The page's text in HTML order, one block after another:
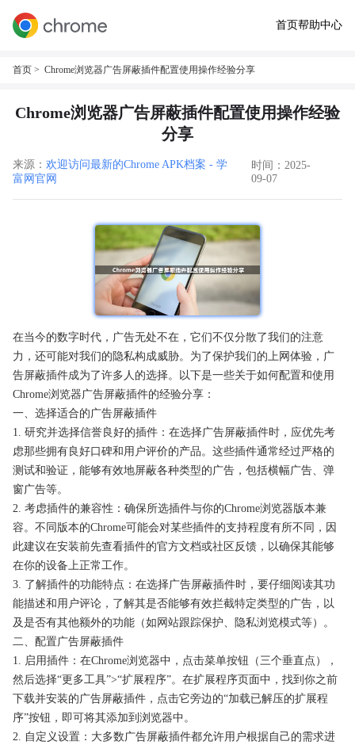
首页帮助中心
首页 > Chrome浏览器广告屏蔽插件配置使用操作经验分享
Chrome浏览器广告屏蔽插件配置使用操作经验
分享
来源： 欢迎访问最新的Chrome APK档案 - 学
富网官网
时间：2025-
09-07
在当今的数字时代，广告无处不在，它们不仅分散了我们的注意
力，还可能对我们的隐私构成威胁。为了保护我们的上网体验，广
告屏蔽插件成为了许多人的选择。以下是一些关于如何配置和使用
Chrome浏览器广告屏蔽插件的经验分享：
一、选择适合的广告屏蔽插件
1. 研究并选择信誉良好的插件：在选择广告屏蔽插件时，应优先考
虑那些拥有良好口碑和用户评价的产品。这些插件通常经过严格的
测试和验证，能够有效地屏蔽各种类型的广告，包括横幅广告、弹
窗广告等。
2. 考虑插件的兼容性：确保所选插件与你的Chrome浏览器版本兼
容。不同版本的Chrome可能会对某些插件的支持程度有所不同，因
此建议在安装前先查看插件的官方文档或社区反馈，以确保其能够
在你的设备上正常工作。
3. 了解插件的功能特点：在选择广告屏蔽插件时，要仔细阅读其功
能描述和用户评论，了解其是否能够有效拦截特定类型的广告，以
及是否有其他额外的功能（如网站跟踪保护、隐私浏览模式等）。
二、配置广告屏蔽插件
1. 启用插件：在Chrome浏览器中，点击菜单按钮（三个垂直点），
然后选择“更多工具”>“扩展程序”。在扩展程序页面中，找到你之前
下载并安装的广告屏蔽插件，点击它旁边的“加载已解压的扩展程
序”按钮，即可将其添加到浏览器中。
2. 自定义设置：大多数广告屏蔽插件都允许用户根据自己的需求进